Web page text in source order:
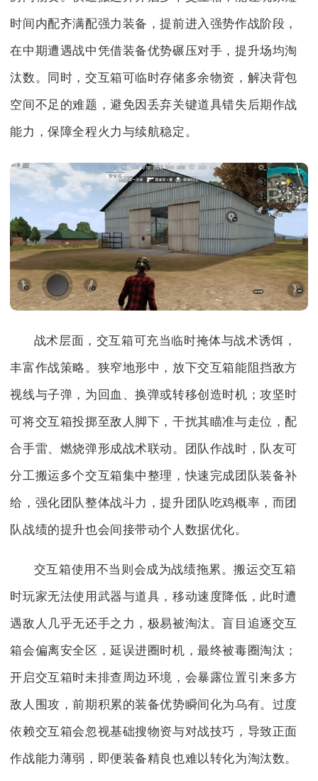
时间内配齐满配强力装备，提前进入强势作战阶段，
在中期遭遇战中凭借装备优势碾压对手，提升场均淘
汰数。同时，交互箱可临时存储多余物资，解决背包
空间不足的难题，避免因丢弃关键道具错失后期作战
能力，保障全程火力与续航稳定。
战术层面，交互箱可充当临时掩体与战术诱饵，
丰富作战策略。狭窄地形中，放下交互箱能阻挡敌方
视线与子弹，为回血、换弹或转移创造时机；攻坚时
可将交互箱投掷至敌人脚下，干扰其瞄准与走位，配
合手雷、燃烧弹形成战术联动。团队作战时，队友可
分工搬运多个交互箱集中整理，快速完成团队装备补
给，强化团队整体战斗力，提升团队吃鸡概率，而团
队战绩的提升也会间接带动个人数据优化。
交互箱使用不当则会成为战绩拖累。搬运交互箱
时玩家无法使用武器与道具，移动速度降低，此时遭
遇敌人几乎无还手之力，极易被淘汰。盲目追逐交互
箱会偏离安全区，延误进圈时机，最终被毒圈淘汰；
开启交互箱时未排查周边环境，会暴露位置引来多方
敌人围攻，前期积累的装备优势瞬间化为乌有。过度
依赖交互箱会忽视基础搜物资与对战技巧，导致正面
作战能力薄弱，即便装备精良也难以转化为淘汰数。